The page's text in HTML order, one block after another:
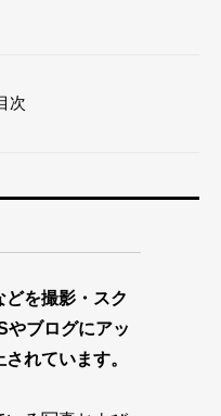
次
を撮影・スク
やブログにアッ
れています。